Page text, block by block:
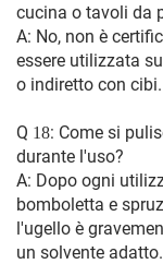
cucina o tavoli da
A: No, non è
essere utilizzata
o indiretto con cibi.
Q 18: Come si
durante l'uso?
A: Dopo ogni
bomboletta e
l'ugello è
un solvente adatto.